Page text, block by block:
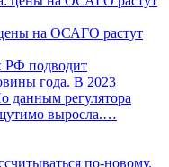
на ОСАГО растут
РФ подводит
года. В 2023
данным регулятора
выросла.…